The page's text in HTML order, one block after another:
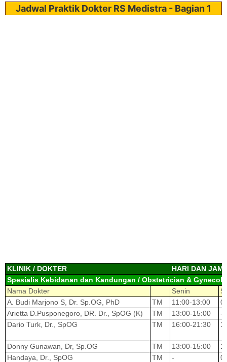
Jadwal Praktik Dokter RS Medistra - Bagian 1
KLINIK / DOKTER
HARI DAN JAM
Spesialis Kebidanan dan Kandungan / Obstetrician &
Nama Dokter
Senin
A. Budi Marjono S, Dr. Sp.OG, PhD
TM 11:00-13:00
Arietta D.Pusponegoro, DR. Dr., SpOG (K)
TM 13:00-15:00
-
Dario Turk, Dr., SpOG
TM 16:00-21:30
Donny Gunawan, Dr, Sp.OG TM 13:00-15:00
Handaya, Dr., SpOG
TM -